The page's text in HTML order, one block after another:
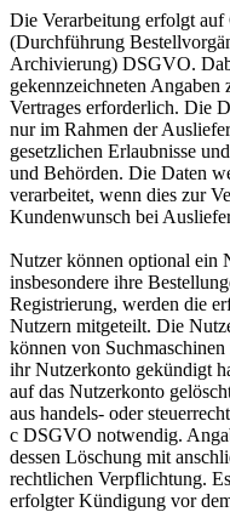
Die Verarbeitung erfolgt
(Durchführung
Archivierung) DSGVO.
gekennzeichneten
Vertrages erforderlich. Die
nur im Rahmen der
gesetzlichen Erlaubnisse
und Behörden. Die Daten
verarbeitet, wenn dies zur
Kundenwunsch bei
Nutzer können optional ein
insbesondere ihre
Registrierung, werden die
Nutzern mitgeteilt. Die
können von
ihr Nutzerkonto gekündigt
auf das Nutzerkonto
aus handels- oder
c DSGVO notwendig.
dessen Löschung mit
rechtlichen Verpflichtung.
erfolgter Kündigung vor